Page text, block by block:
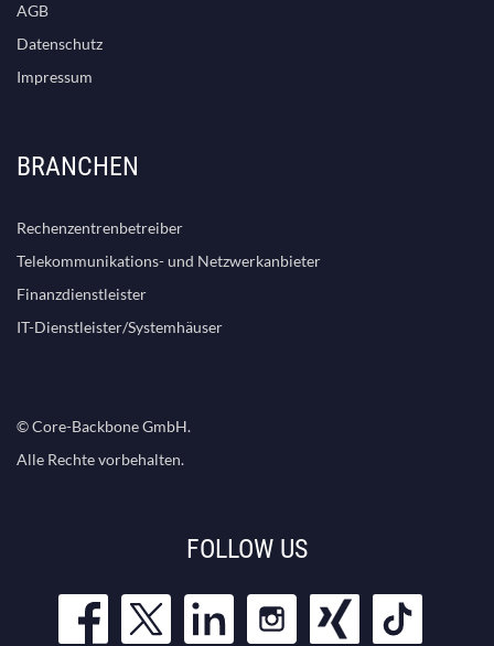
AGB
Datenschutz
Impressum
BRANCHEN
Rechenzentrenbetreiber
Telekommunikations- und Netzwerkanbieter
Finanzdienstleister
IT-Dienstleister/Systemhäuser
© Core-Backbone GmbH.
Alle Rechte vorbehalten.
FOLLOW US